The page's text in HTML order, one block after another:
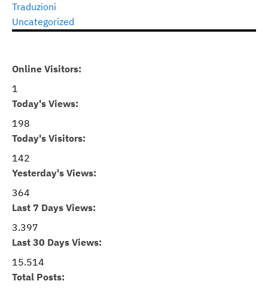
Traduzioni
Uncategorized
Online Visitors:
1
Today's Views:
198
Today's Visitors:
142
Yesterday's Views:
364
Last 7 Days Views:
3.397
Last 30 Days Views:
15.514
Total Posts: